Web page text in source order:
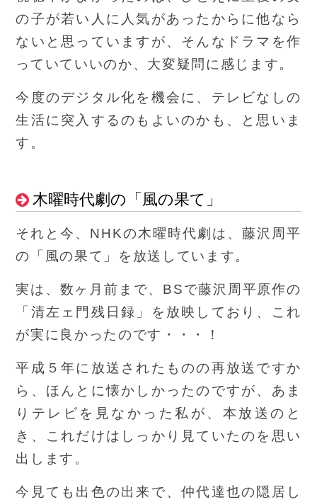
の子が若い人に人気があったからに他なら
ないと思っていますが、そんなドラマを作
っていていいのか、大変疑問に感じます。
今度のデジタル化を機会に、テレビなしの
生活に突入するのもよいのかも、と思いま
す。
木曜時代劇の「風の果て」
それと今、NHKの木曜時代劇は、藤沢周平
の「風の果て」を放送しています。
実は、数ヶ月前まで、BSで藤沢周平原作の
「清左ェ門残日録」を放映しており、これ
が実に良かったのです・・・！
平成５年に放送されたものの再放送ですか
ら、ほんとに懐かしかったのですが、あま
りテレビを見なかった私が、本放送のと
き、これだけはしっかり見ていたのを思い
出します。
今見ても出色の出来で、仲代達也の隠居し